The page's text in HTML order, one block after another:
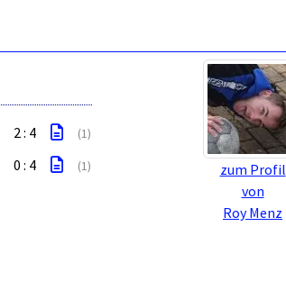
zum Profil
von
Roy Menz
2 : 4 (1)
0 : 4 (1)